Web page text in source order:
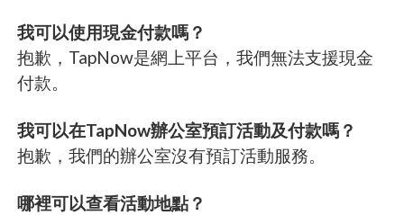
我可以使用現金付款嗎？
抱歉，TapNow是網上平台，我們無法支援現金
付款。
我可以在TapNow辦公室預訂活動及付款嗎？
抱歉，我們的辦公室沒有預訂活動服務。
哪裡可以查看活動地點？